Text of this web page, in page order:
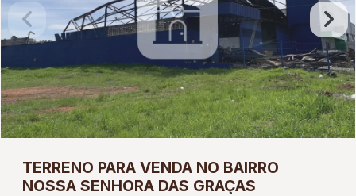
TERRENO PARA VENDA NO BAIRRO
NOSSA SENHORA DAS GRAÇAS